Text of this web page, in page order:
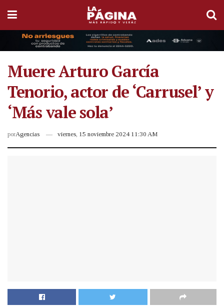
Muere Arturo García
Tenorio, actor de ‘Carrusel’ y
‘Más vale sola’
porAgencias viernes, 15 noviembre 2024 11:30 AM